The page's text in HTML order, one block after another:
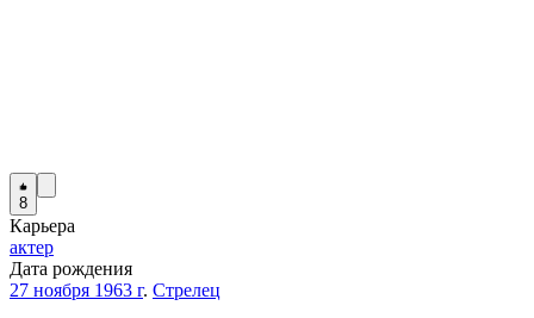
8
Карьера
актер
Дата рождения
27 ноября 1963 г. Стрелец